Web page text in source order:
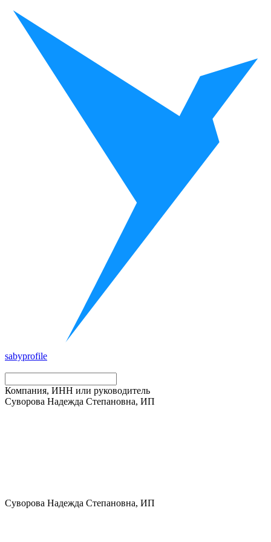
sabyprofile
Компания, ИНН или руководитель
Суворова Надежда Степановна, ИП
Суворова Надежда Степановна, ИП